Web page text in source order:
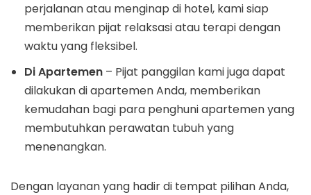
perjalanan atau menginap di hotel, kami siap
memberikan pijat relaksasi atau terapi dengan
waktu yang fleksibel.
Di Apartemen – Pijat panggilan kami juga dapat
dilakukan di apartemen Anda, memberikan
kemudahan bagi para penghuni apartemen yang
membutuhkan perawatan tubuh yang
menenangkan.
Dengan layanan yang hadir di tempat pilihan Anda,